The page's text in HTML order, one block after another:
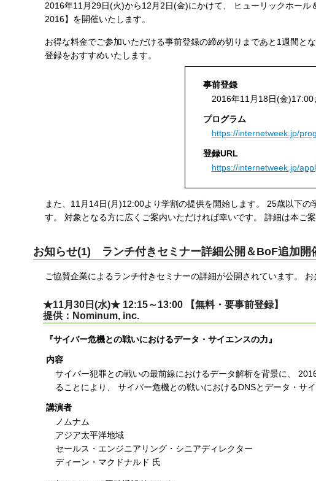
2016年11月29日(火)から12月2日(金)にかけて、 ヒューリックホー
2016】を開催いたします。
お得な料金でご参加いただける事前登録の締め切りまであと1週間と
登録をおすすめいたします。
事前登録
2016年11月18日(金)17:00
プログラム
https://internetweek.jp/
登録URL
https://internetweek.jp/
また、11月14日(月)12:00より学割の提供を開始します。 25歳以下
す。 対象となる方に広くご案内いただければ幸いです。 詳細は本ご
お知らせ(1) ランチ付きセミナー詳細公開＆BoF追加開
ご協賛企業によるランチ付きセミナーの詳細が公開されています。
★11月30日(水)★ 12:15～13:00 【無料・要事前登録】
提供：Nominum, inc.
『サイバー危機との戦いにおけるデータ・サイエンスの力』
内容
サイバー犯罪との戦いの最前線におけるデータ解析を背景に、
ることにより、 サイバー危機との戦いにおけるDNSとデータ・サ
講演者
ノムナム
アジア太平洋地域
セールス・エンジニアリング・シニアディレクター
ディーン・マクドナルド 氏